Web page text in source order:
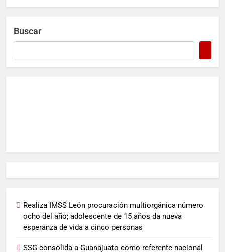
Buscar
Realiza IMSS León procuración multiorgánica número
ocho del año; adolescente de 15 años da nueva
esperanza de vida a cinco personas
SSG consolida a Guanajuato como referente nacional